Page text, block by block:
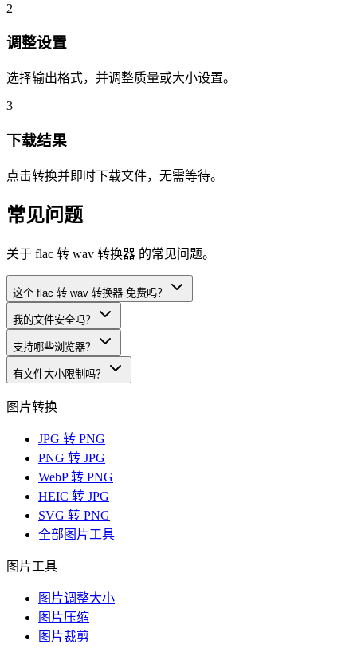
2
调整设置
选择输出格式，并调整质量或大小设置。
3
下载结果
点击转换并即时下载文件，无需等待。
常见问题
关于 flac 转 wav 转换器 的常见问题。
这个 flac 转 wav 转换器 免费吗？
我的文件安全吗？
支持哪些浏览器？
有文件大小限制吗？
图片转换
JPG 转 PNG
PNG 转 JPG
WebP 转 PNG
HEIC 转 JPG
SVG 转 PNG
全部图片工具
图片工具
图片调整大小
图片压缩
图片裁剪